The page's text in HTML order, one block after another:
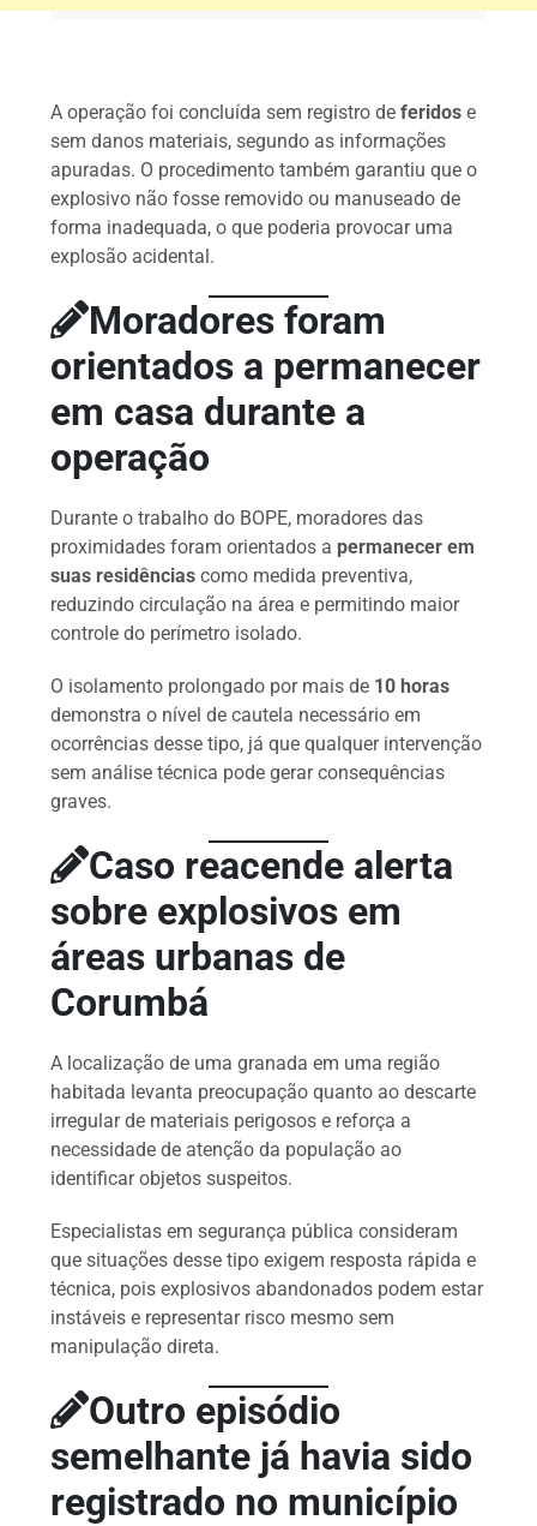
A operação foi concluída sem registro deferidos e
sem danos materiais, segundo as informações
apuradas. O procedimento também garantiu que o
explosivo não fosse removido ou manuseado de
forma inadequada, o que poderia provocar uma
explosão acidental.
Moradores foram
orientados a permanecer
em casa durante a
operação
Durante o trabalho do BOPE, moradores das
proximidades foram orientados a permanecer em
suas residências como medida preventiva,
reduzindo circulação na área e permitindo maior
controle do perímetro isolado.
O isolamento prolongado por mais de 10 horas
demonstra o nível de cautela necessário em
ocorrências desse tipo, já que qualquer intervenção
sem análise técnica pode gerar consequências
graves.
Caso reacende alerta
sobre explosivos em
áreas urbanas de
Corumbá
A localização de uma granada em uma região
habitada levanta preocupação quanto ao descarte
irregular de materiais perigosos e reforça a
necessidade de atenção da população ao
identificar objetos suspeitos.
Especialistas em segurança pública consideram
que situações desse tipo exigem resposta rápida e
técnica, pois explosivos abandonados podem estar
instáveis e representar risco mesmo sem
manipulação direta.
Outro episódio
semelhante já havia sido
registrado no município